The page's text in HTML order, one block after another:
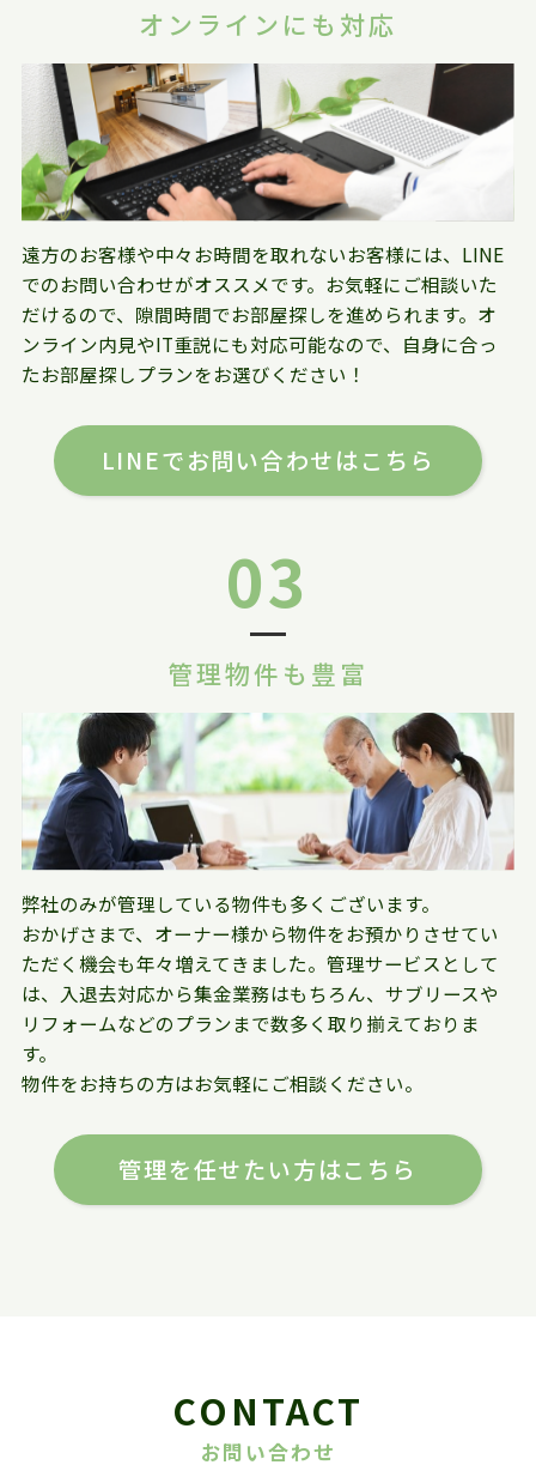
オンラインにも対応
遠方のお客様や中々お時間を取れないお客様には、LINE
でのお問い合わせがオススメです。お気軽にご相談いた
だけるので、隙間時間でお部屋探しを進められます。オ
ンライン内見やIT重説にも対応可能なので、自身に合っ
たお部屋探しプランをお選びください！
LINEでお問い合わせはこちら
03
管理物件も豊富
弊社のみが管理している物件も多くございます。
おかげさまで、オーナー様から物件をお預かりさせてい
ただく機会も年々増えてきました。管理サービスとして
は、入退去対応から集金業務はもちろん、サブリースや
リフォームなどのプランまで数多く取り揃えておりま
す。
物件をお持ちの方はお気軽にご相談ください。
管理を任せたい方はこちら
CONTACT
お問い合わせ